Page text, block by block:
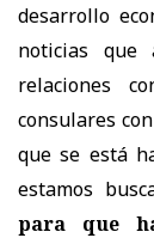
desarrollo
noticias que
relaciones
consulares
que se está
estamos
para que